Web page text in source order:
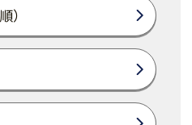
）